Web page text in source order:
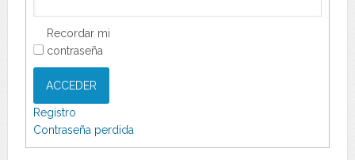
Recordar mi
contraseña
ACCEDER
Registro
Contraseña perdida